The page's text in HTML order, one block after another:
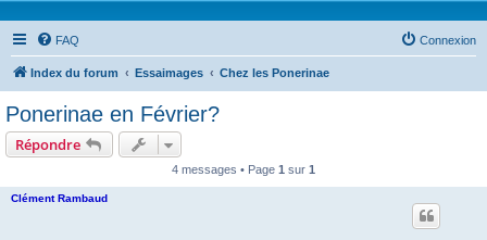
FAQ Connexion
Index du forum Essaimages Chez les Ponerinae
Ponerinae en Février?
Répondre
4 messages • Page 1 sur 1
Clément Rambaud